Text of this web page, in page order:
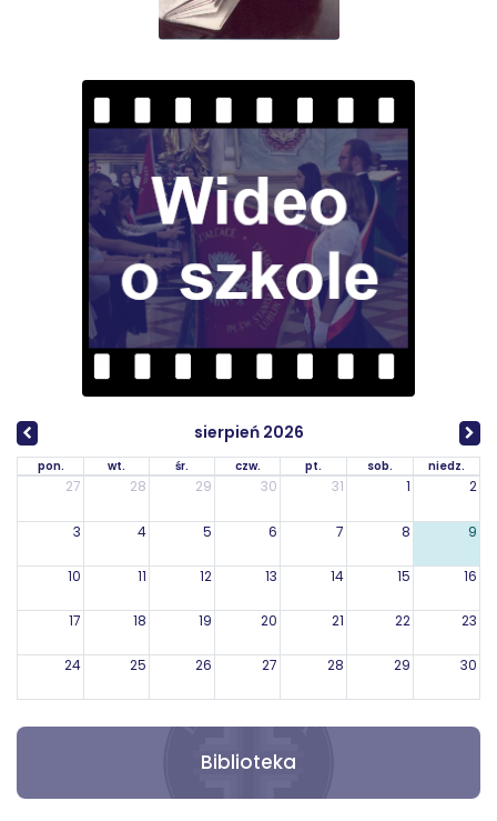
sierpień 2026
pon. wt. śr. czw. pt. sob. niedz.
27 28 29 30 31 1 2
3 4 5 6 7 8 9
10 11 12 13 14 15 16
17 18 19 20 21 22 23
24 25 26 27 28 29 30
Biblioteka